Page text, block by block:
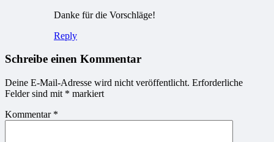
Danke für die Vorschläge!
Reply
Schreibe einen Kommentar
Deine E-Mail-Adresse wird nicht veröffentlicht. Erforderliche
Felder sind mit * markiert
Kommentar *